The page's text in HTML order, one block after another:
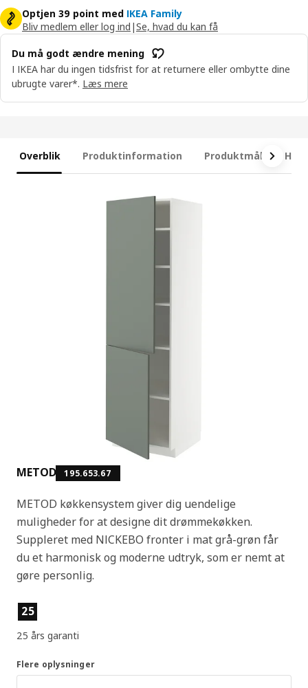
Optjen 39 point med IKEA Family
Bliv medlem eller log ind |Se, hvad du kan få
Du må godt ændre mening
I IKEA har du ingen tidsfrist for at returnere eller ombytte dine
ubrugte varer*. Læs mere
Overblik Produktinformation Produktmål
METOD 195.653.67
METOD køkkensystem giver dig uendelige
muligheder for at designe dit drømmekøkken.
Suppleret med NICKEBO fronter i mat grå-grøn får
du et harmonisk og moderne udtryk, som er nemt at
gøre personlig.
Produktfunktioner
25
25 års garanti
Flere oplysninger